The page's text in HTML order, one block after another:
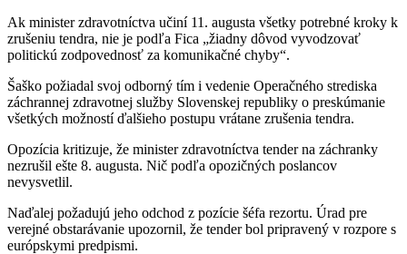
Ak minister zdravotníctva učiní 11. augusta všetky potrebné kroky k
zrušeniu tendra, nie je podľa Fica „žiadny dôvod vyvodzovať
politickú zodpovednosť za komunikačné chyby“.
Šaško požiadal svoj odborný tím i vedenie Operačného strediska
záchrannej zdravotnej služby Slovenskej republiky o preskúmanie
všetkých možností ďalšieho postupu vrátane zrušenia tendra.
Opozícia kritizuje, že minister zdravotníctva tender na záchranky
nezrušil ešte 8. augusta. Nič podľa opozičných poslancov
nevysvetlil.
Naďalej požadujú jeho odchod z pozície šéfa rezortu. Úrad pre
verejné obstarávanie upozornil, že tender bol pripravený v rozpore s
európskymi predpismi.